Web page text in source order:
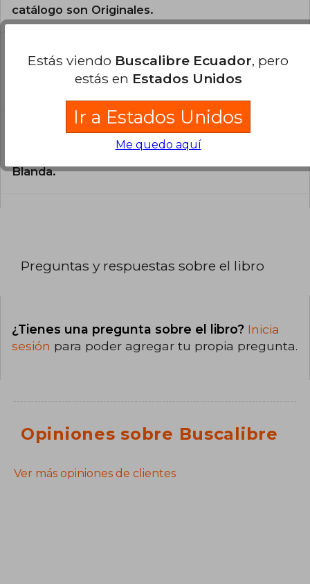
catálogo son Originales.
libro?
El libro está escrito en Inglés.
¿Cuál es la encuadernación de este libro?
Blanda.
Preguntas y respuestas sobre el libro
¿Tienes una pregunta sobre el libro? Inicia
sesión para poder agregar tu propia pregunta.
Opiniones sobre Buscalibre
Ver más opiniones de clientes
Estás viendo Buscalibre Ecuador, pero
estás en Estados Unidos
Ir a Estados Unidos
Me quedo aquí